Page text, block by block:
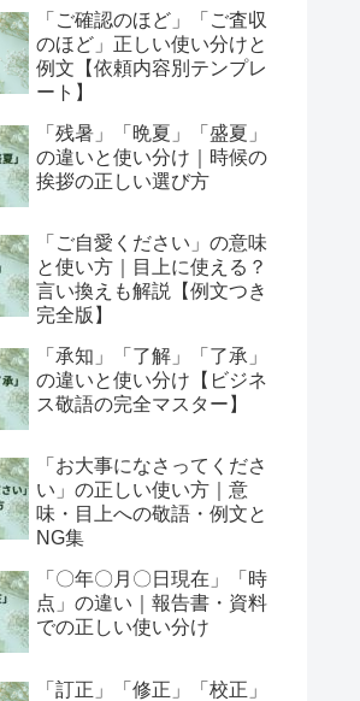
「ご確認のほど」「ご査収
のほど」正しい使い分けと
例文【依頼内容別テンプレ
ート】
「残暑」「晩夏」「盛夏」
の違いと使い分け｜時候の
挨拶の正しい選び方
「ご自愛ください」の意味
と使い方｜目上に使える？
言い換えも解説【例文つき
完全版】
「承知」「了解」「了承」
の違いと使い分け【ビジネ
ス敬語の完全マスター】
「お大事になさってくださ
い」の正しい使い方｜意
味・目上への敬語・例文と
NG集
「〇年〇月〇日現在」「時
点」の違い｜報告書・資料
での正しい使い分け
「訂正」「修正」「校正」